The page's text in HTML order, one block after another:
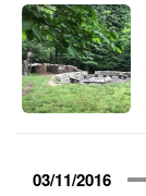
03/11/2016